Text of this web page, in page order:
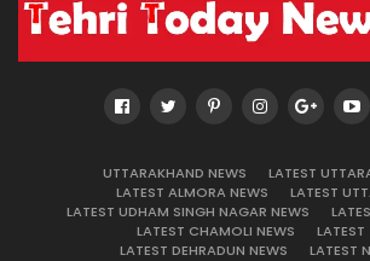
UTTARAKHAND NEWS
LATEST
LATEST ALMORA NEWS
LATEST
LATEST UDHAM SINGH NAGAR NEWS
LATEST CHAMOLI NEWS
LATEST
LATEST DEHRADUN NEWS
LATEST